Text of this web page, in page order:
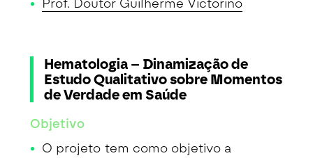
Prof. Doutor Guilherme Victorino
Hematologia – Dinamização de
Estudo Qualitativo sobre Momentos
de Verdade em Saúde
Objetivo
O projeto tem como objetivo a